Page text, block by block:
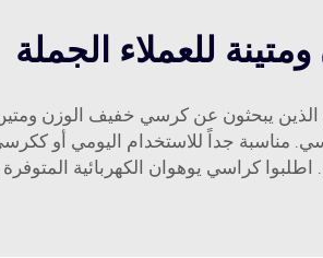
للعملاء الجملة
يبحثون عن كرسي خفيف الوزن
مناسبة جداً للاستخدام اليومي أو
كراسي يوهوان الكهربائية المتوفرة